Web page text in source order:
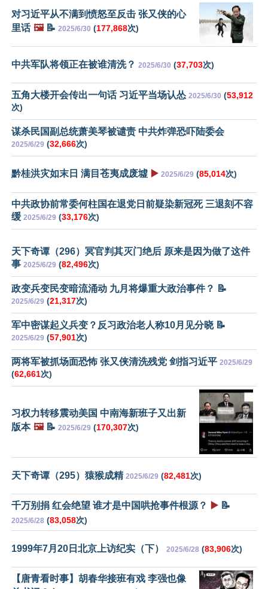
对习近平从不满到愤怒至反击 张又侠的心
里话 🖼️📝 2025/6/30 (177,868次)
中共军队将领正在被谁清洗？ 2025/6/30 (37,703次)
五角大楼开会传出一句话 习近平当场认怂 2025/6/30 (53,912
次)
谋杀民国副总统萧美琴被谴责 中共炸弹恐吓陆委会
2025/6/29 (32,666次)
黔桂洪灾如末日 满目苍夷成废墟 ▶️ 2025/6/29 (85,014次)
中共政协前常委何柱国在退党日前疑染新冠死 三退刻不容
缓 2025/6/29 (33,176次)
天下奇谭（296）冥官判其灭门绝后 原来是因为做了这件
事 2025/6/29 (82,496次)
政变兵变民变暗流涌动 九月将爆重大政治事件？ 📝
2025/6/29 (21,317次)
军中密谋起义兵变？反习政治老人称10月见分晓 📝
2025/6/29 (57,901次)
两将军被抓场面恐怖 张又侠清洗残党 剑指习近平 2025/6/29
(62,661次)
习权力转移震动美国 中南海新班子又出新
版本 🖼️📝 2025/6/29 (170,307次)
天下奇谭（295）猿猴成精 2025/6/29 (82,481次)
千万别捐 红会绝望 谁才是中国哄抢事件根源？ ▶️ 📝
2025/6/28 (83,058次)
1999年7月20日北京上访纪实（下） 2025/6/28 (83,906次)
【唐青看时事】胡春华接班有戏 李强也像